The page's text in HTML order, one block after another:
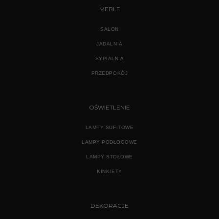
MEBLE
SALON
JADALNIA
SYPIALNIA
PRZEDPOKÓJ
OŚWIETLENIE
LAMPY SUFITOWE
LAMPY PODŁOGOWE
LAMPY STOŁOWE
KINKIETY
DEKORACJE